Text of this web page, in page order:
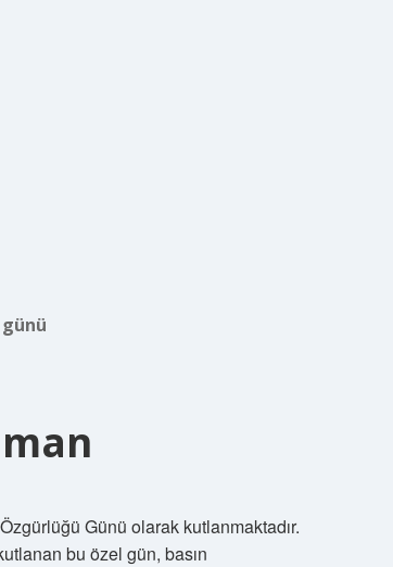
günü
Günü olarak kutlanmaktadır.
bu özel gün, basın